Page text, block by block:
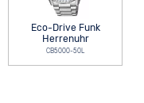
Eco-Drive Funk
Herrenuhr
CB5000-50L